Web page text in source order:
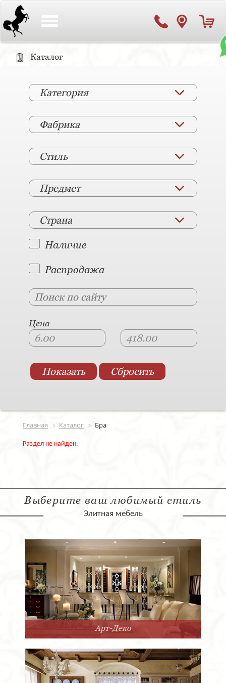
Каталог
Категория
Фабрика
Стиль
Предмет
Страна
Наличие
Распродажа
Цена
Главная Каталог Бра
Раздел не найден.
Выберите ваш любимый стиль
Элитная мебель
Арт-Деко